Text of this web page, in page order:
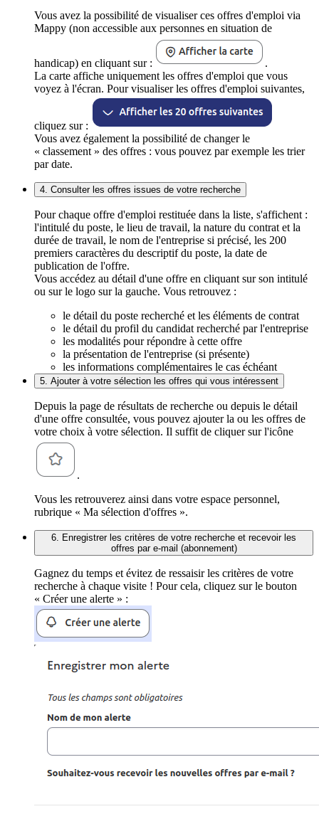
Vous avez la possibilité de visualiser ces offres d'emploi via
Mappy (non accessible aux personnes en situation de
handicap) en cliquant sur :
.
La carte affiche uniquement les offres d'emploi que vous
voyez à l'écran. Pour visualiser les offres d'emploi suivantes,
cliquez sur :
Vous avez également la possibilité de changer le
« classement » des offres : vous pouvez par exemple les trier
par date.
4. Consulter les offres issues de votre recherche
Pour chaque offre d'emploi restituée dans la liste, s'affichent :
l'intitulé du poste, le lieu de travail, la nature du contrat et la
durée de travail, le nom de l'entreprise si précisé, les 200
premiers caractères du descriptif du poste, la date de
publication de l'offre.
Vous accédez au détail d'une offre en cliquant sur son intitulé
ou sur le logo sur la gauche. Vous retrouvez :
le détail du poste recherché et les éléments de contrat
le détail du profil du candidat recherché par l'entreprise
les modalités pour répondre à cette offre
la présentation de l'entreprise (si présente)
les informations complémentaires le cas échéant
5. Ajouter à votre sélection les offres qui vous intéressent
Depuis la page de résultats de recherche ou depuis le détail
d'une offre consultée, vous pouvez ajouter la ou les offres de
votre choix à votre sélection. Il suffit de cliquer sur l'icône
.
Vous les retrouverez ainsi dans votre espace personnel,
rubrique « Ma sélection d'offres ».
6. Enregistrer les critères de votre recherche et recevoir les
offres par e-mail (abonnement)
Gagnez du temps et évitez de ressaisir les critères de votre
recherche à chaque visite ! Pour cela, cliquez sur le bouton
« Créer une alerte » :